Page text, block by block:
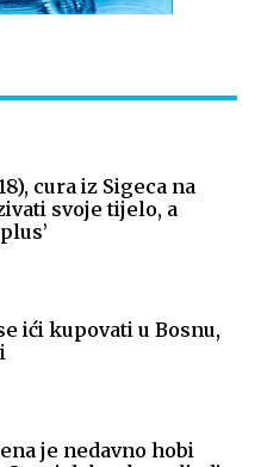
cura iz Sigeca na
svoje tijelo, a
ići kupovati u Bosnu,
je nedavno hobi